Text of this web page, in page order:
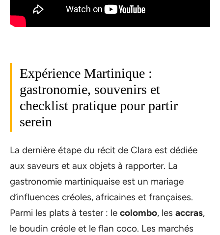
Expérience Martinique :
gastronomie, souvenirs et
checklist pratique pour partir
serein
La dernière étape du récit de Clara est dédiée
aux saveurs et aux objets à rapporter. La
gastronomie martiniquaise est un mariage
d’influences créoles, africaines et françaises.
Parmi les plats à tester : le colombo, les accras,
le boudin créole et le flan coco. Les marchés